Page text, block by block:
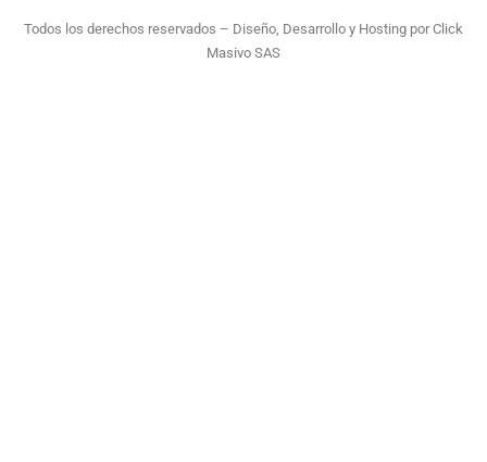
Todos los derechos reservados – Diseño, Desarrollo y Hosting porClick
Masivo SAS